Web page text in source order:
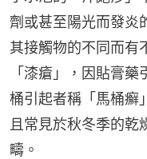
劑或甚至陽光而發炎
其接觸物的不同而有
「漆瘡」，因貼膏
桶引起者稱「馬桶癬
且常見於秋冬季的乾
疇。